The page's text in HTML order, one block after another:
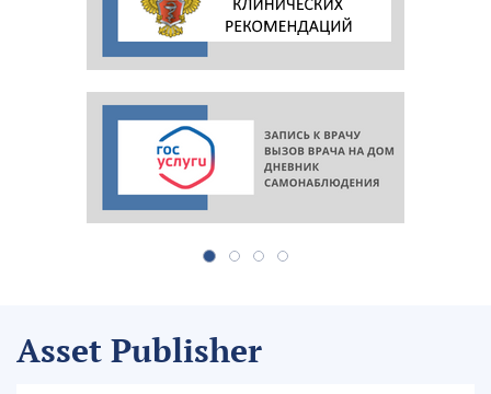
Asset Publisher